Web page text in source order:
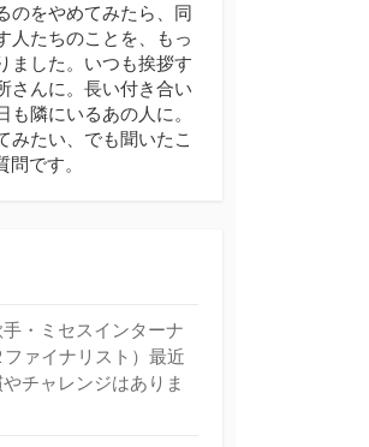
のをやめてみたら、同
人たちのことを、もっ
ました。いつも挨拶す
さんに。長い付き合い
も隣にいるあの人に。
みたい、でも聞いたこ
問です。
・ミセスインターナ
ファイナリスト）最近
チャレンジはありま